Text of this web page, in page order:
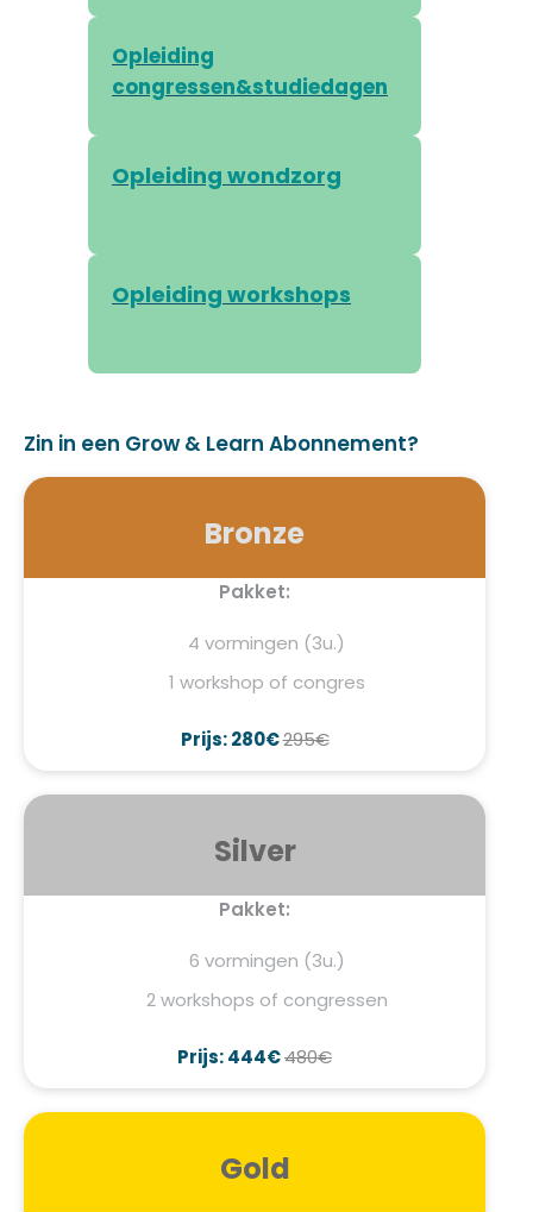
Opleiding
congressen&studiedagen
Opleiding wondzorg
Opleiding workshops
Zin in een Grow & Learn Abonnement?
Bronze
Pakket:
4 vormingen (3u.)
1 workshop of congres
Prijs: 280€295€
Silver
Pakket:
6 vormingen (3u.)
2 workshops of congressen
Prijs: 444€480€
Gold